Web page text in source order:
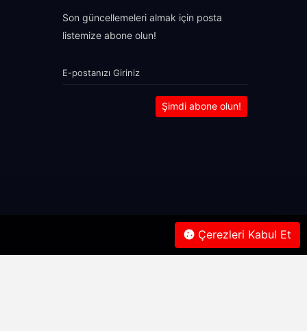
Son güncellemeleri almak için posta
listemize abone olun!
Şimdi abone olun!
Çerezleri Kabul Et